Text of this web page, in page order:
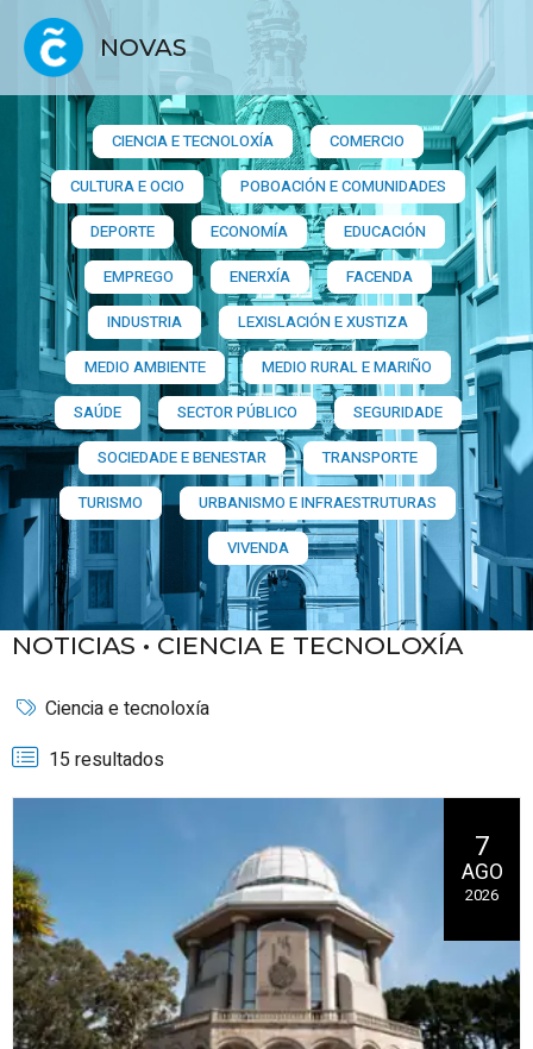
NOVAS
CIENCIA E TECNOLOXÍA
COMERCIO
CULTURA E OCIO
POBOACIÓN E COMUNIDADES
DEPORTE
ECONOMÍA
EDUCACIÓN
EMPREGO
ENERXÍA
FACENDA
INDUSTRIA
LEXISLACIÓN E XUSTIZA
MEDIO AMBIENTE
MEDIO RURAL E MARIÑO
SAÚDE
SECTOR PÚBLICO
SEGURIDADE
SOCIEDADE E BENESTAR
TRANSPORTE
TURISMO
URBANISMO E INFRAESTRUTURAS
VIVENDA
NOTICIAS • CIENCIA E TECNOLOXÍA
Ciencia e tecnoloxía
15 resultados
7
AGO
2026